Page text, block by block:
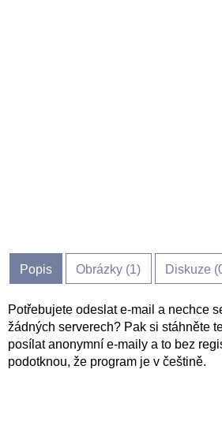
Popis Obrázky (1) Diskuze (
Potřebujete odeslat e-mail a nechce
žádných serverech? Pak si stáhněte
posílat anonymní e-maily a to bez
podotknou, že program je v češtině.